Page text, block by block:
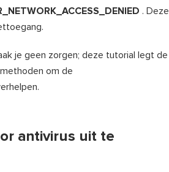
. Deze
je geen zorgen; deze tutorial legt de
om de
antivirus uit te